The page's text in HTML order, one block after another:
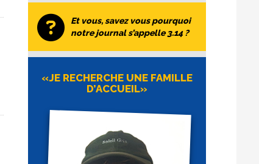
Et vous, savez vous pourquoi
notre journal s’appelle 3.14 ?
«JE RECHERCHE UNE FAMILLE
D’ACCUEIL»